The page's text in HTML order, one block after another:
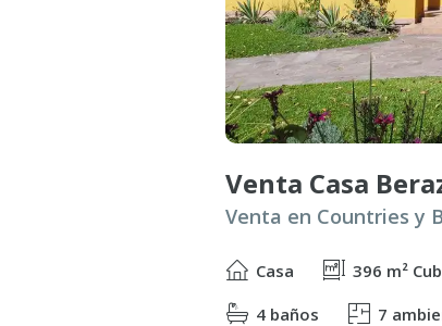
Casa 396 m²
4 baños
7